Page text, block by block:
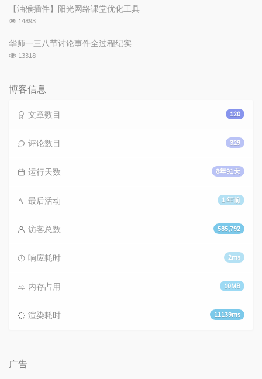
次
数:
【油猴插件】阳光网络课堂优化工具
浏
次
数:
14893
华师一三八节讨论事件全过程纪实
浏
数:
13318
博客信息
120
文章数目
329
评论数目
8年91天
运行天数
1 年前
最后活动
585,792
访客总数
2ms
响应耗时
10MB
内存占用
11139ms
渲染耗时
广告